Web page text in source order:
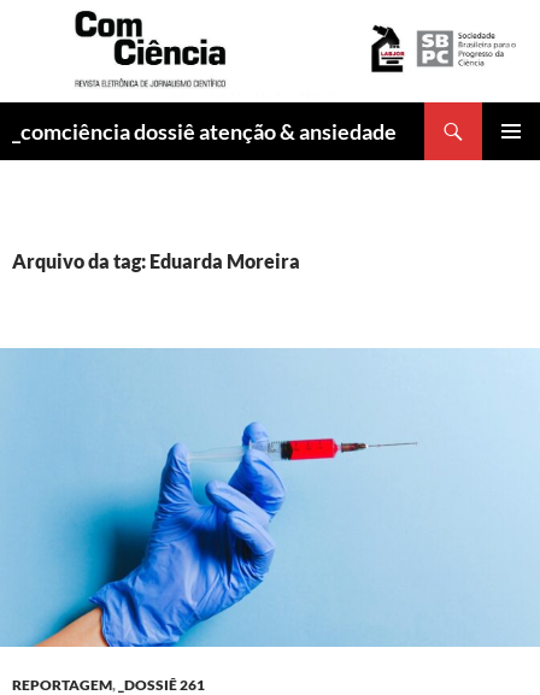
_comciência dossiê atenção & ansiedade
Arquivo da tag: Eduarda Moreira
REPORTAGEM, _DOSSIÊ 261